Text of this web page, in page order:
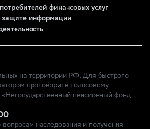
финансовых услуг
защите информации
на территории РФ. Для быстрого
проговорите голосовому
пенсионный фонд
наследования и получения